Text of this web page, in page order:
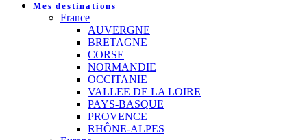
Mes destinations
France
AUVERGNE
BRETAGNE
CORSE
NORMANDIE
OCCITANIE
VALLEE DE LA LOIRE
PAYS-BASQUE
PROVENCE
RHÔNE-ALPES